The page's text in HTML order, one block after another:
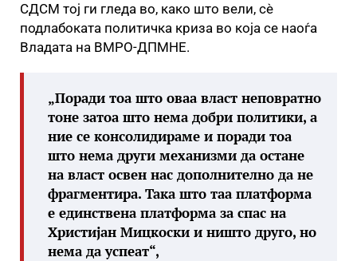
СДСМ тој ги гледа во, како што вели, сè
подлабоката политичка криза во која се наоѓа
Владата на ВМРО-ДПМНЕ.
„Поради тоа што оваа власт неповратно
тоне затоа што нема добри политики, а
ние се консолидираме и поради тоа
што нема други механизми да остане
на власт освен нас дополнително да не
фрагментира. Така што таа платформа
е единствена платформа за спас на
Христијан Мицкоски и ништо друго, но
нема да успеат“,